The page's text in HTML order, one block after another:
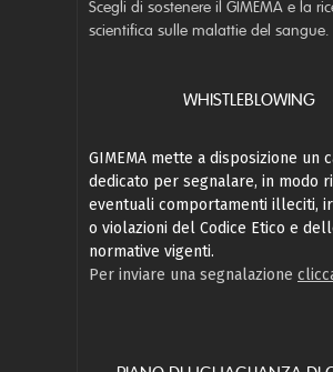
Scegli di sostenere il GIMEMA e la
scientifica sulle malattie del sangue.
WHISTLEBLOWING
GIMEMA mette a disposizione un
dedicato per segnalare, in modo
eventuali comportamenti illeciti,
o violazioni del Codice Etico e
normative vigenti.
Per inviare una segnalazione